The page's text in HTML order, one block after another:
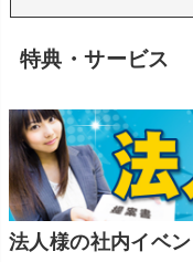
特典・サービス
法人様の社内イベ